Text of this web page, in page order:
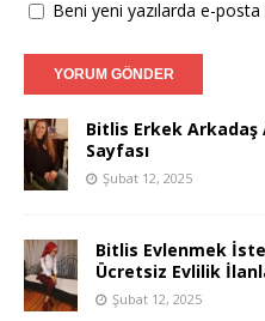
Beni yeni yazılarda e-
Bitlis Erkek Arkadaş
Sayfası
Şubat 12, 2025
Bitlis Evlenmek
Ücretsiz Evlilik
Şubat 12, 2025